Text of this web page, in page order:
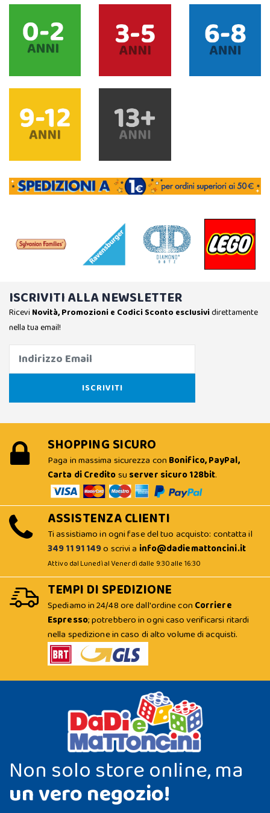
ISCRIVITI ALLA NEWSLETTER
Ricevi Novità, Promozioni e Codici Sconto esclusividirettamente
nella tua email!
SHOPPING SICURO
Paga in massima sicurezza con Bonifico, PayPal,
Carta di Creditosu server sicuro 128bit.
ASSISTENZA CLIENTI
Ti assistiamo in ogni fase del tuo acquisto: contatta il
349 11 91 149o scrivi a info@dadiemattoncini.it
Attivo dal Lunedì al Venerdì dalle 9:30 alle 16:30
TEMPI DI SPEDIZIONE
Spediamo in 24/48 ore dall'ordine con Corriere
Espresso; potrebbero in ogni caso verificarsi ritardi
nella spedizione in caso di alto volume di acquisti.
Non solo store online, ma
un vero negozio!